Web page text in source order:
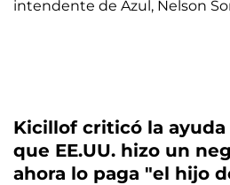
Kicillof criticó la
que EE.UU. hizo un
ahora lo paga "el hijo